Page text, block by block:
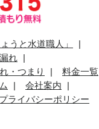
うと水道職人」
れ
・つまり
料金一覧
会社案内
プライバシーポリシー